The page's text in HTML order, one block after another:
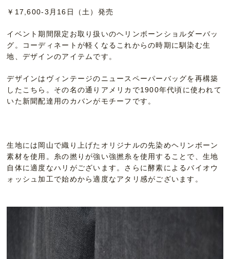
￥17,600-3月16日（土）発売
イベント期間限定お取り扱いのヘリンボーンショルダーバッ
グ。コーディネートが軽くなるこれからの時期に馴染む生
地、デザインのアイテムです。
デザインはヴィンテージのニュースペーパーバッグを再構築
したこちら。その名の通りアメリカで1900年代頃に使われて
いた新聞配達用のカバンがモチーフです。
生地には岡山で織り上げたオリジナルの先染めヘリンボーン
素材を使用。糸の撚りが強い強撚糸を使用することで、生地
自体に適度なハリがございます。さらに酵素によるバイオウ
ォッシュ加工で始めから適度なアタリ感がございます。